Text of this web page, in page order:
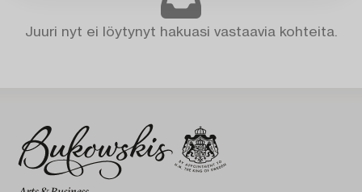
Juuri nyt ei löytynyt hakuasi vastaavia kohteita.